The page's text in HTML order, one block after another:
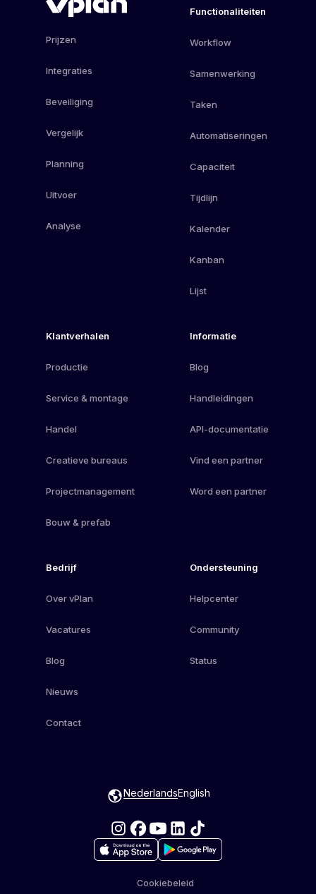
Prijzen
Integraties
Beveiliging
Vergelijk
Planning
Uitvoer
Analyse
Functionaliteiten
Workflow
Samenwerking
Taken
Automatiseringen
Capaciteit
Tijdlijn
Kalender
Kanban
Lijst
Klantverhalen
Productie
Service & montage
Handel
Creatieve bureaus
Projectmanagement
Bouw & prefab
Informatie
Blog
Handleidingen
API-documentatie
Vind een partner
Word een partner
Bedrijf
Over vPlan
Vacatures
Blog
Nieuws
Contact
Ondersteuning
Helpcenter
Community
Status
English
Nederlands
Cookiebeleid